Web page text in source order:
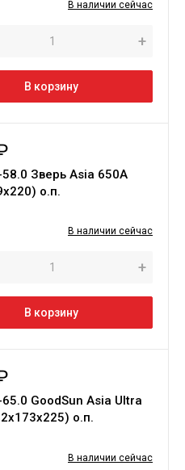
В наличии сейчас
+
В корзину
Зверь Asia 650A
о.п.
В наличии сейчас
+
В корзину
GoodSun Asia Ultra
о.п.
В наличии сейчас